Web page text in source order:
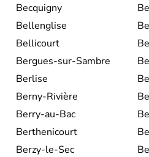
Becquigny
Bellenglise
Bellicourt
Bergues-sur-Sambre
Berlise
Berny-Rivière
Berry-au-Bac
Berthenicourt
Berzy-le-Sec